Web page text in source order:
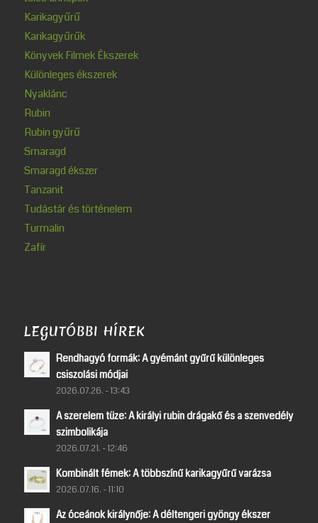
Karikagyűrű
Karikagyűrűk
Könyvek Filmek Ékszerek
Különleges ékszerek
Nyaklánc
Rubin
Rubin gyűrű
Smaragd
Smaragd ékszer
Tanzanit
Tudástár és történelem
Turmalin
Zafír
LEGUTÓBBI HÍREK
Rendhagyó formák: A gyémánt gyűrű különleges
csiszolási módjai
2026.07.26. - 13:43
A szerelem tüze: A királyi rubin drágakő és a szenvedély
szimbolikája
2026.07.21. - 12:46
Kombinált fémek: A többszínű karikagyűrű varázsa
2026.07.16. - 11:10
Az óceánok királynője: A déltengeri gyöngy ékszer